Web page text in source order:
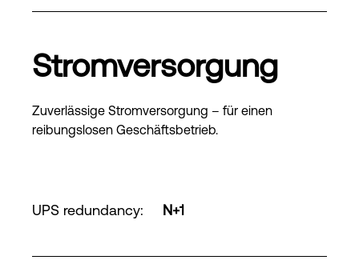
Stromversorgung
Zuverlässige Stromversorgung – für einen
reibungslosen Geschäftsbetrieb.
UPS redundancy: N+1